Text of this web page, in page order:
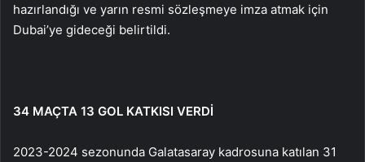
hazırlandığı ve yarın resmi sözleşmeye imza atmak için
Dubai’ye gideceği belirtildi.
34 MAÇTA 13 GOL KATKISI VERDİ
2023-2024 sezonunda Galatasaray kadrosuna katılan 31